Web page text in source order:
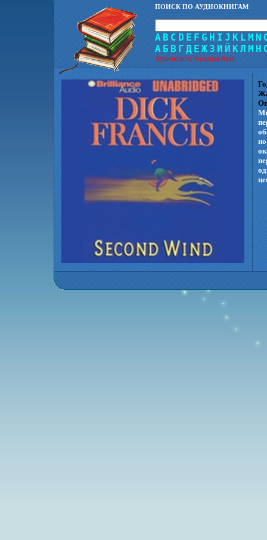
ПОИСК ПО АУДИОКНИГАМ
A B C D E F G H I J K L M N
А Б В Г Д Е Ж З И Й КЛ М Н
Аудиокниги, большая база.